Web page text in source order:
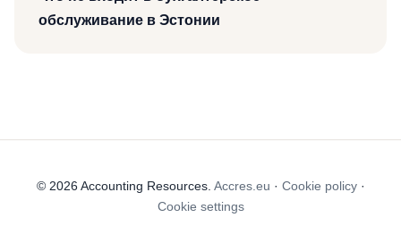
обслуживание в Эстонии
© 2026 Accounting Resources. Accres.eu · Cookie policy·
Cookie settings